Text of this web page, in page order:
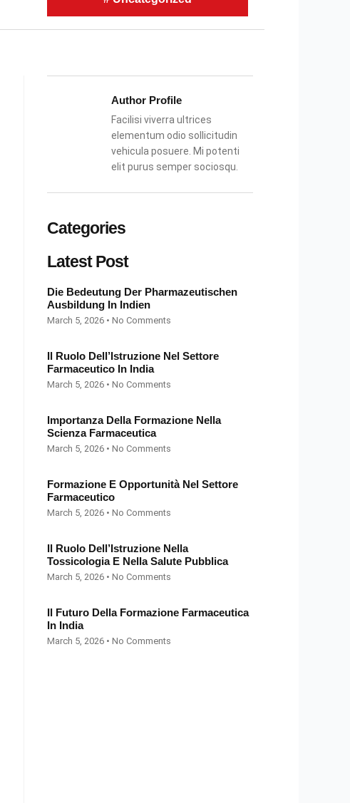
Author Profile
Facilisi viverra ultrices
elementum odio sollicitudin
vehicula posuere. Mi potenti
elit purus semper sociosqu.
Categories
Latest Post
Die Bedeutung Der Pharmazeutischen
Ausbildung In Indien
March 5, 2026 No Comments
Il Ruolo Dell’Istruzione Nel Settore
Farmaceutico In India
March 5, 2026 No Comments
Importanza Della Formazione Nella
Scienza Farmaceutica
March 5, 2026 No Comments
Formazione E Opportunità Nel Settore
Farmaceutico
March 5, 2026 No Comments
Il Ruolo Dell’Istruzione Nella
Tossicologia E Nella Salute Pubblica
March 5, 2026 No Comments
Il Futuro Della Formazione Farmaceutica
In India
March 5, 2026 No Comments